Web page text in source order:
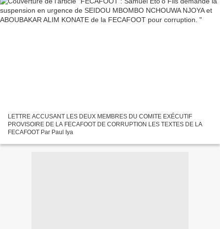
LETTRE ACCUSANT LES DEUX MEMBRES DU COMITE EXÉCUTIF
PROVISOIRE DE LA FECAFOOT DE CORRUPTION LES TEXTES DE LA
FECAFOOT Par Paul Iya